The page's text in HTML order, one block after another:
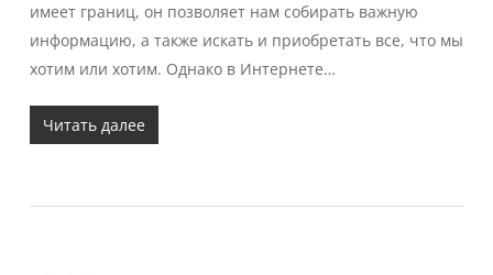
имеет границ, он позволяет нам собирать важную
информацию, а также искать и приобретать все, что мы
хотим или хотим. Однако в Интернете…
Читать далее